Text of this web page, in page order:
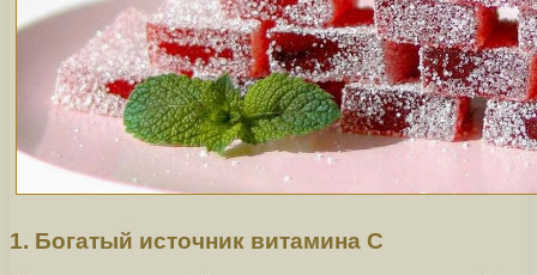
1. Богатый источник витамина C